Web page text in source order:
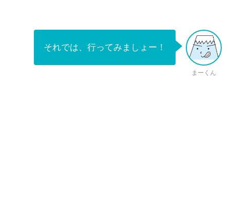
それでは、行ってみましょー！
まーくん